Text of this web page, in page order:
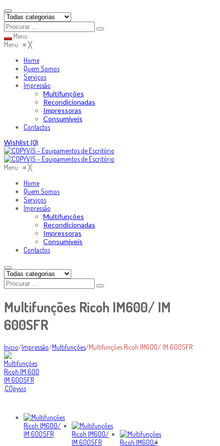
Menu
Menu ≡╳
Home
Quem Somos
Serviços
Impressão
Multifunções
Recondicionadas
Impressoras
Consumíveis
Contactos
Skip
to
content
Wishlist (0)
Menu ≡╳
Home
Quem Somos
Serviços
Impressão
Multifunções
Recondicionadas
Impressoras
Consumíveis
Contactos
Multifunções Ricoh IM600/ IM
600SFR
Início/Impressão/Multifunções/Multifunções Ricoh IM600/ IM 600SFR